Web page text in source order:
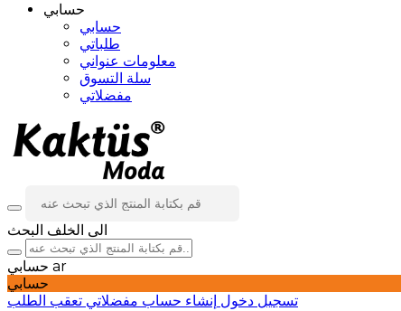
حسابي
حسابي
طلباتي
معلومات عنواني
سلة التسوق
مفضلاتي
الى الخلف البحث
ar
حسابي
تسجيل دخول إنشاء حساب مفضلاتي تعقب الطلب